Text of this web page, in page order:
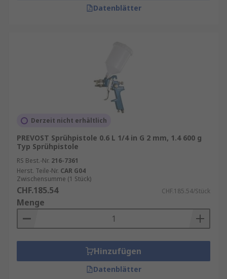
Datenblätter
Derzeit nicht erhältlich
PREVOST Sprühpistole 0.6 L 1/4 in G 2 mm, 1.4 600 g
Typ Sprühpistole
RS Best.-Nr. 216-7361
Herst. Teile-Nr. CAR G04
Zwischensumme (1 Stück)
CHF.185.54 CHF.185.54/Stück
Menge
Hinzufügen
Datenblätter